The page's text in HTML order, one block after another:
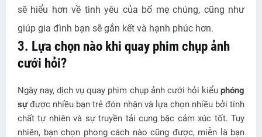
sẽ hiểu hơn về tình yêu của bố mẹ chúng, cũng như
giúp gia đình bạn sẽ gắn kết và hạnh phúc hơn.
3. Lựa chọn nào khi quay phim chụp ảnh
cưới hỏi?
Ngày nay, dịch vụ quay phim chụp ảnh cưới hỏi kiểuphóng
sựđược nhiều bạn trẻ đón nhận và lựa chọn nhiều bởi tính
chất tự nhiên và sự truyền tải cung bậc cảm xúc tốt. Tuy
nhiên, bạn chọn phong cách nào cũng được, miễn là bạn